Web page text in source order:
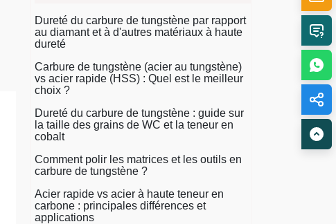
Dureté du carbure de tungstène par rapport
au diamant et à d'autres matériaux à haute
dureté
Carbure de tungstène (acier au tungstène)
vs acier rapide (HSS) : Quel est le meilleur
choix ?
Dureté du carbure de tungstène : guide sur
la taille des grains de WC et la teneur en
cobalt
Comment polir les matrices et les outils en
carbure de tungstène ?
Acier rapide vs acier à haute teneur en
carbone : principales différences et
applications